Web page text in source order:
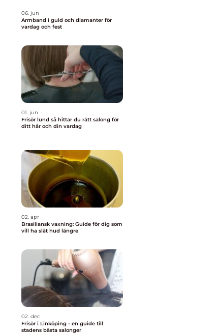
06. jun
Armband i guld och diamanter för
vardag och fest
01. jun
Frisör lund så hittar du rätt salong för
ditt hår och din vardag
02. apr
Brasiliansk vaxning: Guide för dig som
vill ha slät hud längre
02. dec
Frisör i Linköping - en guide till
stadens bästa salonger